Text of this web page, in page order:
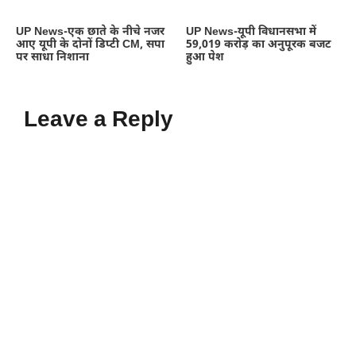
UP News-एक छाते के नीचे नजर
आए यूपी के दोनों डिप्टी CM, सपा
पर साधा निशाना
UP News-यूपी विधानसभा में
59,019 करोड़ का अनुपूरक बजट
हुआ पेश
Leave a Reply